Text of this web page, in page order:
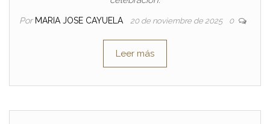
Por MARIA JOSE CAYUELA 20 de noviembre de 2025 0
Leer más